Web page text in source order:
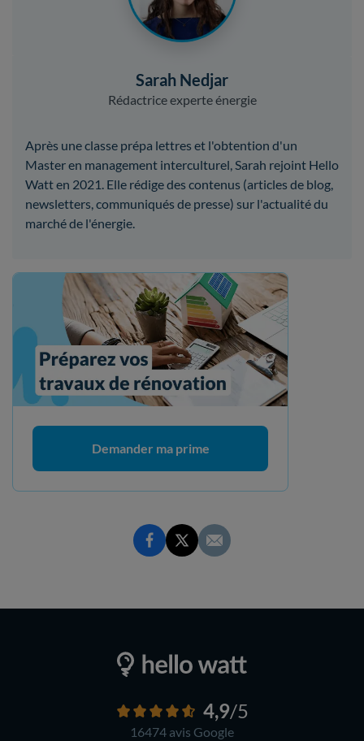
Demander ma prime
Sarah Nedjar
Rédactrice experte énergie
Après une classe prépa lettres et l'obtention d'un
Master en management interculturel, Sarah rejoint Hello
Watt en 2021. Elle rédige des contenus (articles de blog,
newsletters, communiqués de presse) sur l'actualité du
marché de l'énergie.
4,9/5
16474 avis Google